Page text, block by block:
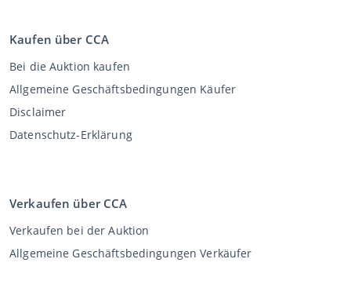
Kaufen über CCA
Bei die Auktion kaufen
Allgemeine Geschäftsbedingungen Käufer
Disclaimer
Datenschutz-Erklärung
Verkaufen über CCA
Verkaufen bei der Auktion
Allgemeine Geschäftsbedingungen Verkäufer